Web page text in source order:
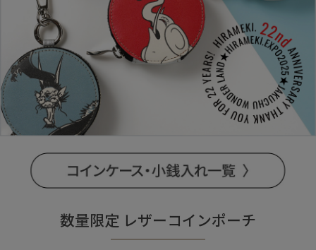
数量限定 レザーコインポーチ